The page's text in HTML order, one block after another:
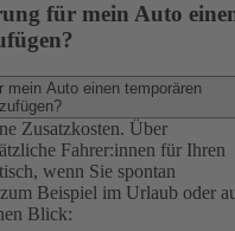
für mein Auto
mein Auto einen temporären
Zusatzkosten. Über
Fahrer:innen für Ihren
wenn Sie spontan
Beispiel im Urlaub oder
Blick: